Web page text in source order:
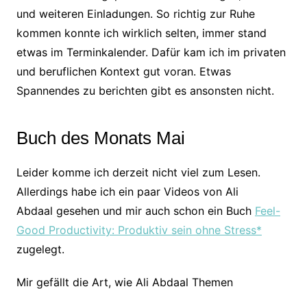
und weiteren Einladungen. So richtig zur Ruhe
kommen konnte ich wirklich selten, immer stand
etwas im Terminkalender. Dafür kam ich im privaten
und beruflichen Kontext gut voran. Etwas
Spannendes zu berichten gibt es ansonsten nicht.
Buch des Monats Mai
Leider komme ich derzeit nicht viel zum Lesen.
Allerdings habe ich ein paar Videos von Ali
Abdaal gesehen und mir auch schon ein Buch Feel-
Good Productivity: Produktiv sein ohne Stress*
zugelegt.
Mir gefällt die Art, wie Ali Abdaal Themen